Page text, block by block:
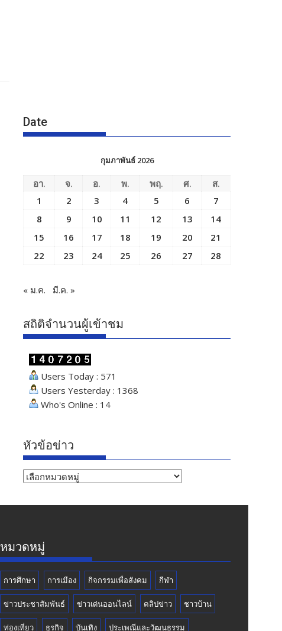
Date
กุมภาพันธ์ 2026
อา. จ. อ. พ. พฤ. ศ.
ส.
1
2 3 4 5 6
7
8
9 10 11 12 13
14
15
16 17 18 19 20
21
22
23 24 25 26 27 28
« ม.ค. มี.ค. »
สถิติจำนวนผู้เข้าชม
Users Today : 571
Users Yesterday : 1368
Who's Online : 14
หัวข้อข่าว
หัวข้อ
หมวดหมู่
การศึกษา การเมือง กิจกรรมเพื่อสังคม กีฬา
ข่าวประชาสัมพันธ์ ข่าวเด่นออนไลน์ คลิปข่าว ชาวบ้าน
ท่องเที่ยว ธุรกิจ บันเทิง ประเพณีและวัฒนธรรม